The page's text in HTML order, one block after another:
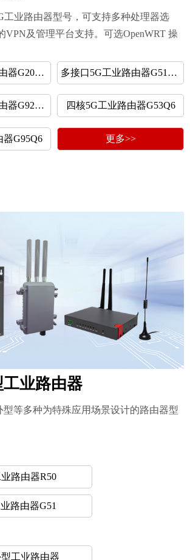
工业路由器型号，可支持多种处理器选
VPN及管理平台支持。可选OpenWRT 操
双网口5G工业路由器G20M5 多接口5G工业路由器G51M5
五网口5G工业路由器G92M5 四核5G工业路由器G53Q6
器G95Q6 更多>>
业路由器
型等多种为特殊应用场景设计的路由器型
路由器R50
路由器G51
工业路由器